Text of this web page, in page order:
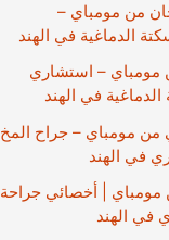
من مومباي –
الدماغية في الهند
مومباي – استشاري
في الهند
من مومباي – جراح المخ
في الهند
مومباي | أخصائي جراحة
في الهند